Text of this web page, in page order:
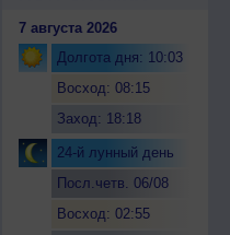
7 августа 2026
Долгота дня: 10:03
Восход: 08:15
Заход: 18:18
24-й лунный день
Посл.четв. 06/08
Восход: 02:55